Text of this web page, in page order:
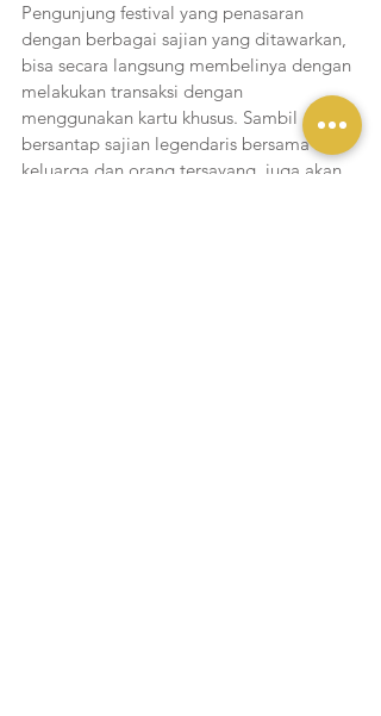
Pengunjung festival yang penasaran
dengan berbagai sajian yang ditawarkan,
bisa secara langsung membelinya dengan
melakukan transaksi dengan
menggunakan kartu khusus. Sambil
bersantap sajian legendaris bersama
keluarga dan orang tersayang, juga akan